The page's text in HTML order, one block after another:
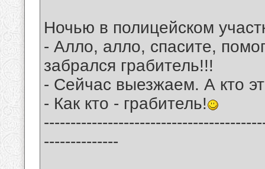
Hочью в полицейском
- Алло, алло, спасите,
забpался гpабитель!!!
- Сейчас выезжаем. А кто
- Как кто - гpабитель!
--------------